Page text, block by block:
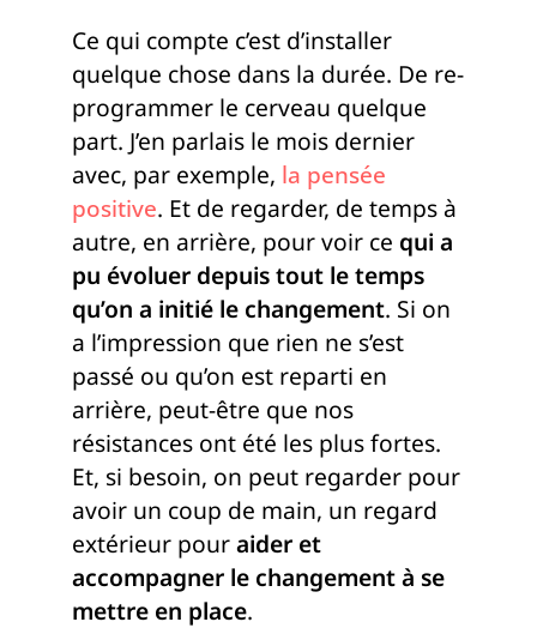
Ce qui compte c’est d’installer
quelque chose dans la durée. De re-
programmer le cerveau quelque
part. J’en parlais le mois dernier
avec, par exemple, la pensée
positive. Et de regarder, de temps à
autre, en arrière, pour voir ce qui a
pu évoluer depuis tout le temps
qu’on a initié le changement. Si on
a l’impression que rien ne s’est
passé ou qu’on est reparti en
arrière, peut-être que nos
résistances ont été les plus fortes.
Et, si besoin, on peut regarder pour
avoir un coup de main, un regard
extérieur pouraider et
accompagner le changement à se
mettre en place.